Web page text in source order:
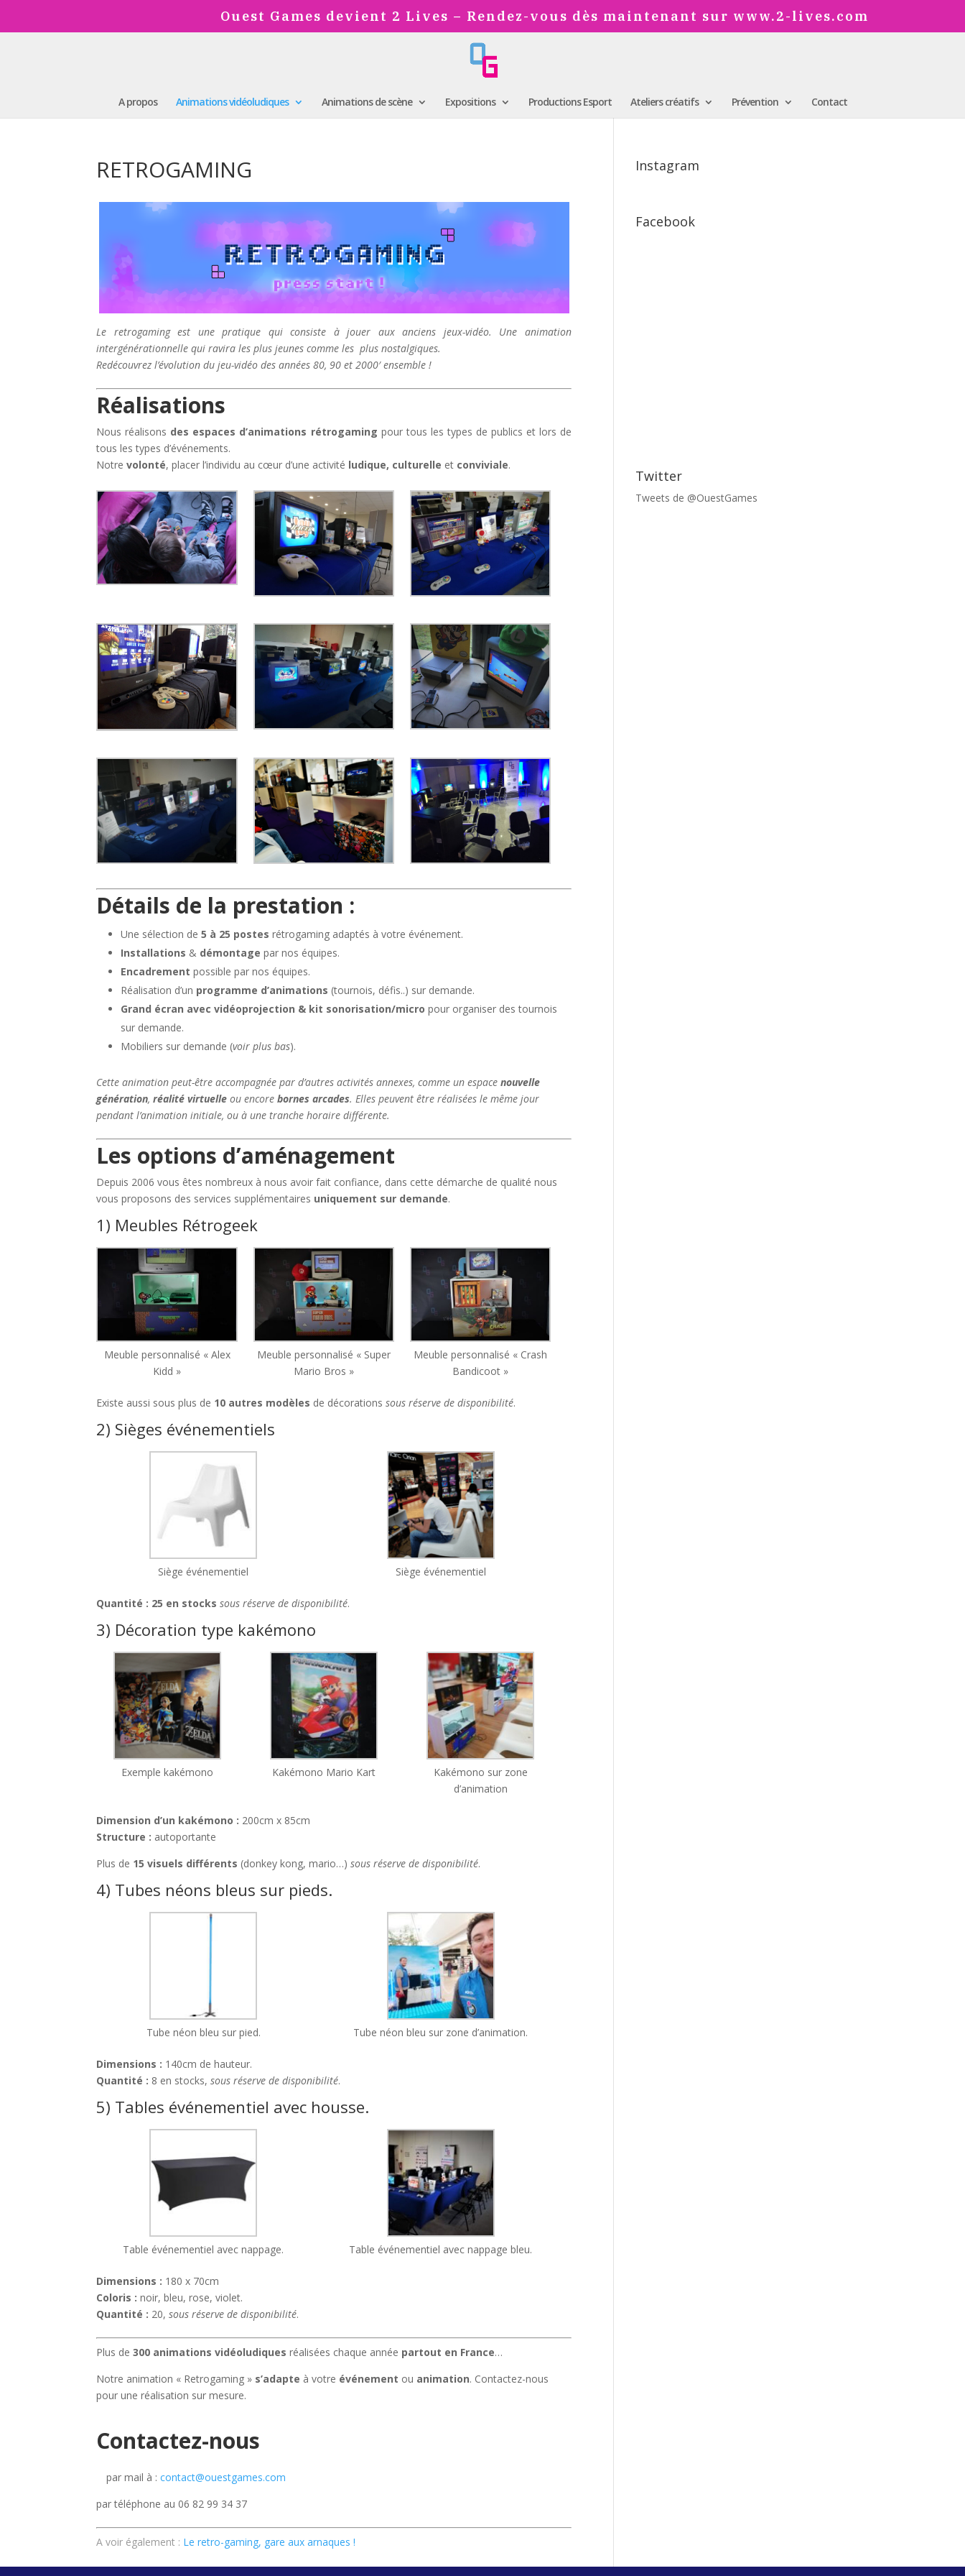
Ouest Games devient 2 Lives – Rendez-vous dès maintenant sur www.2-lives.com
A propos Animations vidéoludiques Animations de scène Expositions Productions Esport Ateliers créatifs Prévention Contact
RETROGAMING
Le retrogaming est une pratique qui consiste à jouer aux anciens jeux-vidéo. Une animation
intergénérationnelle qui ravira les plus jeunes comme les plus nostalgiques.
Redécouvrez l’évolution du jeu-vidéo des années 80, 90 et 2000′ ensemble !
Réalisations
Nous réalisons des espaces d’animations rétrogaming pour tous les types de publics et lors de
tous les types d’événements.
Notrevolonté, placer l’individu au cœur d’une activité ludique, culturelle et conviviale.
Détails de la prestation :
Une sélection de 5 à 25 postesrétrogaming adaptés à votre événement.
Installations & démontage par nos équipes.
Encadrement possible par nos équipes.
Réalisation d’un programme d’animations (tournois, défis..) sur demande.
Grand écran avec vidéoprojection & kit sonorisation/micro pour organiser des tournois
sur demande.
Mobiliers sur demande (voir plus bas).
Cette animation peut-être accompagnée par d’autres activités annexes, comme un espacenouvelle
génération,réalité virtuelle ou encorebornes arcades. Elles peuvent être réalisées le même jour
pendant l’animation initiale, ou à une tranche horaire différente.
Les options d’aménagement
Depuis 2006 vous êtes nombreux à nous avoir fait confiance, dans cette démarche de qualité nous
vous proposons des services supplémentaires uniquement sur demande.
1) Meubles Rétrogeek
Meuble personnalisé « Alex
Kidd »
Meuble personnalisé « Super
Mario Bros »
Meuble personnalisé « Crash
Bandicoot »
Existe aussi sous plus de 10 autres modèles de décorationssous réserve de disponibilité.
2) Sièges événementiels
Siège événementiel Siège événementiel
Quantité : 25 en stocks sous réserve de disponibilité.
3) Décoration type kakémono
Exemple kakémono Kakémono Mario Kart
Kakémono sur zone
d’animation
Dimension d’un kakémono : 200cm x 85cm
Structure : autoportante
Plus de 15 visuels différents (donkey kong, mario…)sous réserve de disponibilité.
4) Tubes néons bleus sur pieds.
Tube néon bleu sur pied. Tube néon bleu sur zone d’animation.
Dimensions : 140cm de hauteur.
Quantité : 8 en stocks,sous réserve de disponibilité.
5) Tables événementiel avec housse.
Table événementiel avec nappage. Table événementiel avec nappage bleu.
Dimensions : 180 x 70cm
Coloris : noir, bleu, rose, violet.
Quantité : 20,sous réserve de disponibilité.
Plus de 300 animations vidéoludiquesréalisées chaque année partout en France…
Notre animation « Retrogaming » s’adapte à votre événement ou animation. Contactez-nous
pour une réalisation sur mesure.
Contactez-nous
par mail à :contact@ouestgames.com
par téléphone au 06 82 99 34 37
A voir également : Le retro-gaming, gare aux arnaques !
Instagram
Facebook
Twitter
Tweets de @OuestGames